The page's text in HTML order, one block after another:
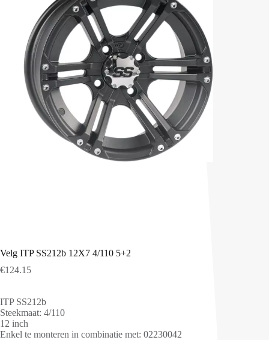
Velg ITP SS212b 12X7 4/110 5+2
€124.15
ITP SS212b
Steekmaat: 4/110
12 inch
Enkel te monteren in combinatie met: 02230042